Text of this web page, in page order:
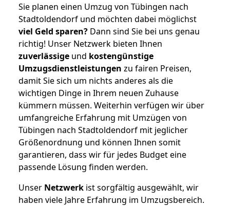
Sie planen einen Umzug von Tübingen nach
Stadtoldendorf und möchten dabei möglichst
viel Geld sparen? Dann sind Sie bei uns genau
richtig! Unser Netzwerk bieten Ihnen
zuverlässige und kostengünstige
Umzugsdienstleistungen zu fairen Preisen,
damit Sie sich um nichts anderes als die
wichtigen Dinge in Ihrem neuen Zuhause
kümmern müssen. Weiterhin verfügen wir über
umfangreiche Erfahrung mit Umzügen von
Tübingen nach Stadtoldendorf mit jeglicher
Größenordnung und können Ihnen somit
garantieren, dass wir für jedes Budget eine
passende Lösung finden werden.
Unser Netzwerk ist sorgfältig ausgewählt, wir
haben viele Jahre Erfahrung im Umzugsbereich.